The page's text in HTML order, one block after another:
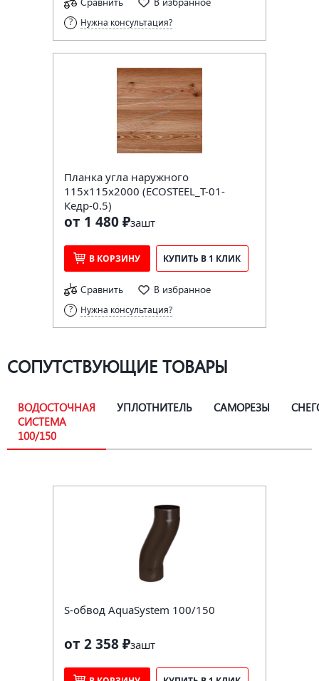
Нужна консультация?
Планка угла наружного
115х115х2000 (ECOSTEEL_T-01-
Кедр-0.5)
от 1 480 ₽зашт
В КОРЗИНУ КУПИТЬ В 1 КЛИК
Сравнить В избранное
Нужна консультация?
СОПУТСТВУЮЩИЕ ТОВАРЫ
ВОДОСТОЧНАЯ
СИСТЕМА
100/150
УПЛОТНИТЕЛЬ САМОРЕЗЫ
S-обвод AquaSystem 100/150
от 2 358 ₽зашт